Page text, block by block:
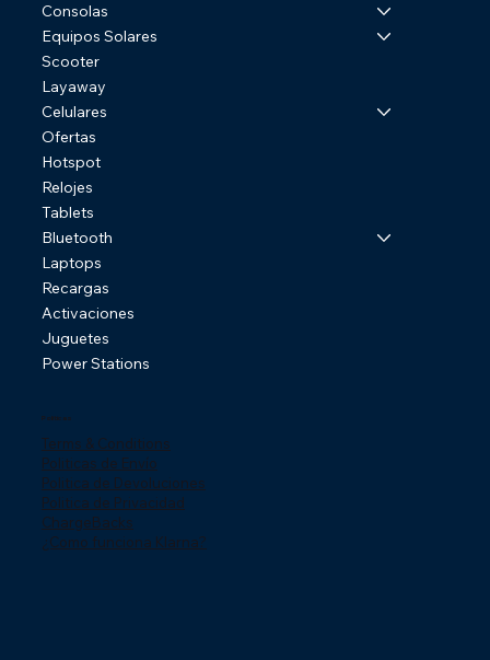
Consolas
Equipos Solares
Scooter
Layaway
Celulares
Ofertas
Hotspot
Relojes
Tablets
Bluetooth
Laptops
Recargas
Activaciones
Juguetes
Power Stations
Politicas
Terms & Conditions
Politicas de Envío
Politica de Devoluciones
Politica de Privacidad
ChargeBacks
¿Como funciona Klarna?